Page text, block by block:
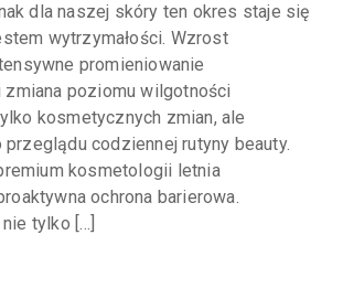
dla naszej skóry ten okres staje się
wytrzymałości. Wzrost
promieniowanie
poziomu wilgotności
kosmetycznych zmian, ale
codziennej rutyny beauty.
kosmetologii letnia
ochrona barierowa.
tylko […]